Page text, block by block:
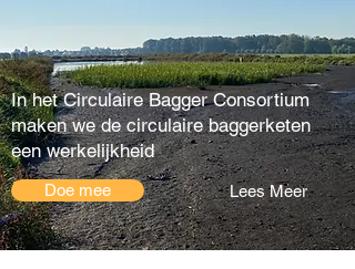
In het Circulaire Bagger Consortium
maken we de circulaire baggerketen
een werkelijkheid
Doe mee Lees Meer